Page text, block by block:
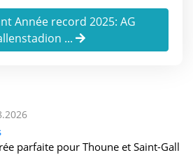
Année record 2025: AG
...
parfaite pour Thoune et Saint-Gall